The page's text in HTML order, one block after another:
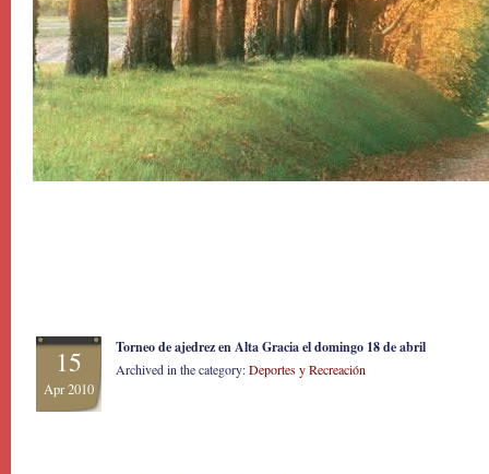
15
Apr 2010
Torneo de ajedrez en Alta Gracia el domingo 18 de abril
Archived in the category:Deportes y Recreación